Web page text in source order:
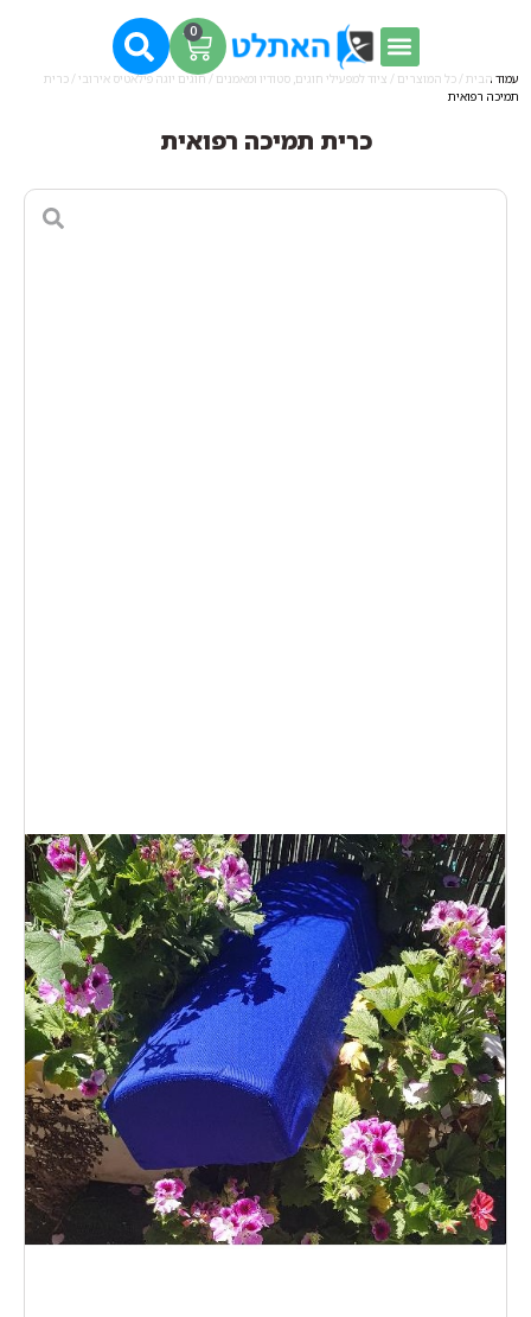
0
עמוד הבית / כל המוצרים / ציוד למפעילי חוגים, סטודיו ומאמנים / חוגים יוגה פילאטיס אירובי / כרית
תמיכה רפואית
כרית תמיכה רפואית